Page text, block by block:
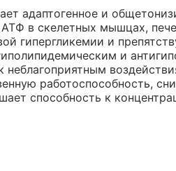
адаптогенное и
в скелетных мышцах,
гипергликемии и
и
работоспособность,
способность к